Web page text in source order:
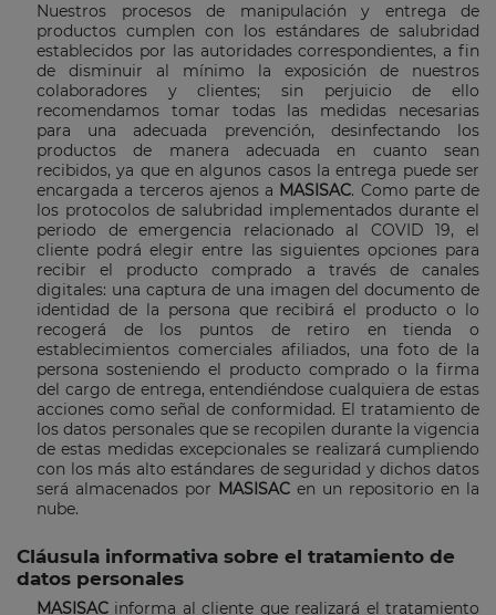
Nuestros procesos de manipulación y entrega de
productos cumplen con los estándares de salubridad
establecidos por las autoridades correspondientes, a fin
de disminuir al mínimo la exposición de nuestros
colaboradores y clientes; sin perjuicio de ello
recomendamos tomar todas las medidas necesarias
para una adecuada prevención, desinfectando los
productos de manera adecuada en cuanto sean
recibidos, ya que en algunos casos la entrega puede ser
encargada a terceros ajenos a MASISAC. Como parte de
los protocolos de salubridad implementados durante el
periodo de emergencia relacionado al COVID 19, el
cliente podrá elegir entre las siguientes opciones para
recibir el producto comprado a través de canales
digitales: una captura de una imagen del documento de
identidad de la persona que recibirá el producto o lo
recogerá de los puntos de retiro en tienda o
establecimientos comerciales afiliados, una foto de la
persona sosteniendo el producto comprado o la firma
del cargo de entrega, entendiéndose cualquiera de estas
acciones como señal de conformidad. El tratamiento de
los datos personales que se recopilen durante la vigencia
de estas medidas excepcionales se realizará cumpliendo
con los más alto estándares de seguridad y dichos datos
será almacenados por MASISAC en un repositorio en la
nube.
Cláusula informativa sobre el tratamiento de
datos personales
MASISAC informa al cliente que realizará el tratamiento